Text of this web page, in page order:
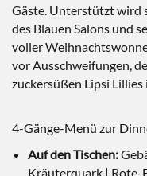
Gäste. Unterstützt wird
des Blauen Salons und
voller
vor Ausschweifungen,
zuckersüßen Lipsi
4-Gänge-Menü zur
Auf den Tischen:
Kräuterquark | Rote-